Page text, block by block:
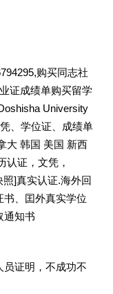
购买同志社
证成绩单购买留学
University
、学位证、成绩单
大 韩国 美国 新西
认证，文凭，
]真实认证.海外回
书、囯外真实学位
通知书
证明，不成功不